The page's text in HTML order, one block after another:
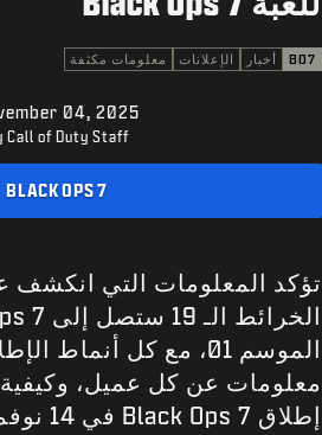
الدعم
XBOX GAME PASS
إعداد حساب جديد
BO7 أخبار الإعلانات معلومات مكثفة
04, 2025
Call of Duty Staff
BLACK OPS 7
تؤكد المعلومات التي انكشف
الموسم 01، مع كل أنماط
معلومات عن كل عميل،
إطلاق Black Ops 7 في 14 نوفمبر.